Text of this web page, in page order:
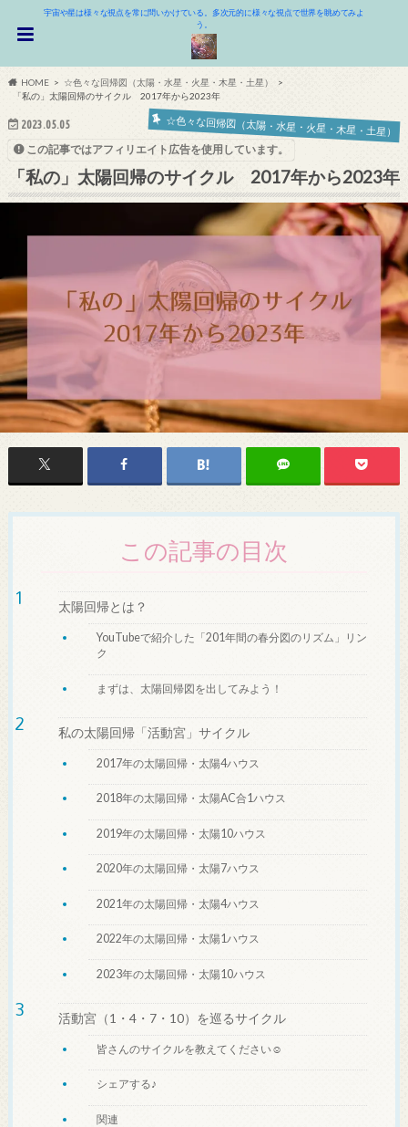
宇宙や星は様々な視点を常に問いかけている。多次元的に様々な視点で世界を眺めてみよ
う。
HOME
☆色々な回帰図（太陽・水星・火星・木星・土星）
「私の」太陽回帰のサイクル 2017年から2023年
2023.05.05 ☆色々な回帰図（太陽・水星・火星・木星・土星）
この記事ではアフィリエイト広告を使用しています。
「私の」太陽回帰のサイクル 2017年から2023年
この記事の目次
太陽回帰とは？
YouTubeで紹介した「201年間の春分図のリズム」リン
ク
まずは、太陽回帰図を出してみよう！
私の太陽回帰「活動宮」サイクル
2017年の太陽回帰・太陽4ハウス
2018年の太陽回帰・太陽AC合1ハウス
2019年の太陽回帰・太陽10ハウス
2020年の太陽回帰・太陽7ハウス
2021年の太陽回帰・太陽4ハウス
2022年の太陽回帰・太陽1ハウス
2023年の太陽回帰・太陽10ハウス
活動宮（1・4・7・10）を巡るサイクル
皆さんのサイクルを教えてください☺
シェアする♪
関連